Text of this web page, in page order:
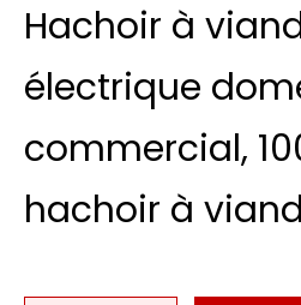
Hachoir à
électrique
commercial,
hachoir à